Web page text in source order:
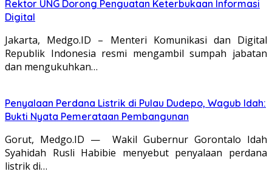
Rektor UNG Dorong Penguatan Keterbukaan Informasi
Digital
Jakarta, Medgo.ID – Menteri Komunikasi dan Digital
Republik Indonesia resmi mengambil sumpah jabatan
dan mengukuhkan…
Penyalaan Perdana Listrik di Pulau Dudepo, Wagub Idah:
Bukti Nyata Pemerataan Pembangunan
Gorut, Medgo.ID — Wakil Gubernur Gorontalo Idah
Syahidah Rusli Habibie menyebut penyalaan perdana
listrik di…